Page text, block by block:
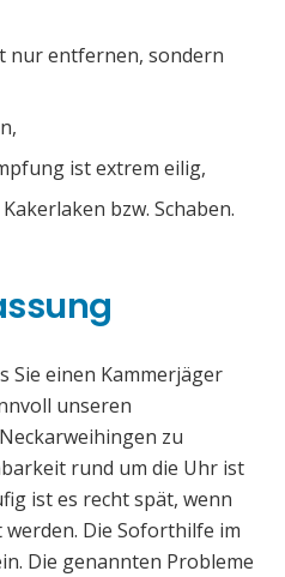
nur entfernen, sondern
ist extrem eilig,
bzw. Schaben.
Sie einen Kammerjäger
unseren
zu
rund um die Uhr ist
ist es recht spät, wenn
Die Soforthilfe im
Die genannten Probleme